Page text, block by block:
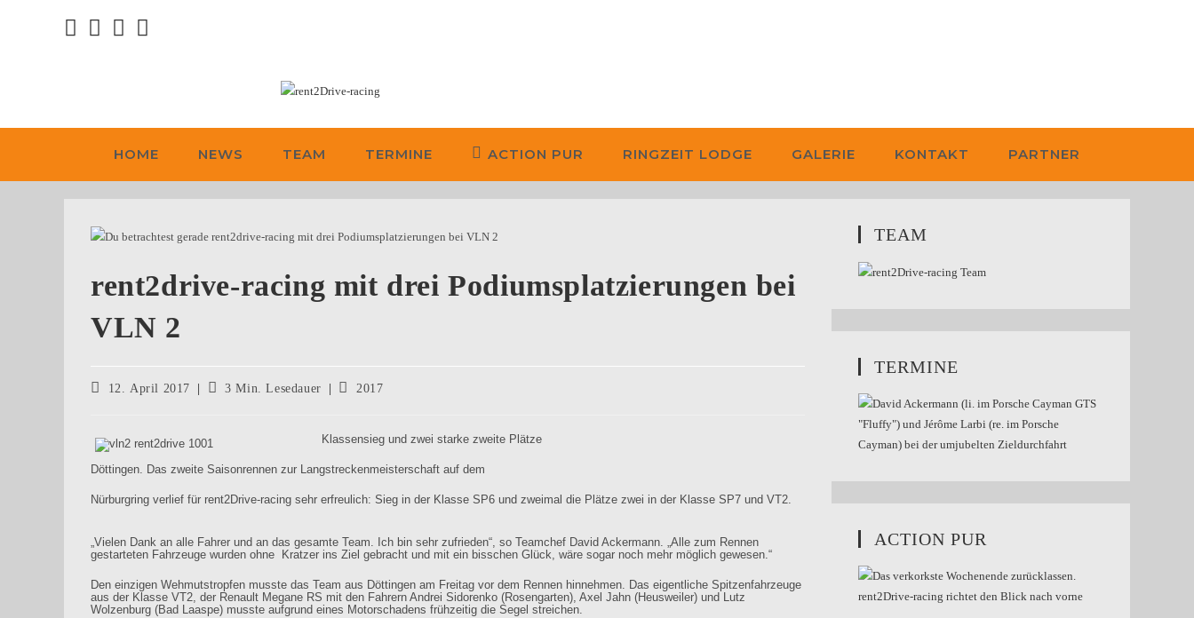
HOME NEWS TEAM TERMINE ACTION PUR RINGZEIT LODGE GALERIE KONTAKT PARTNER
rent2drive-racing mit drei Podiumsplatzierungen bei
VLN 2
12. April 2017 3 Min. Lesedauer 2017
Klassensieg und zwei starke zweite Plätze
Döttingen. Das zweite Saisonrennen zur Langstreckenmeisterschaft auf dem
Nürburgring verlief für rent2Drive-racing sehr erfreulich: Sieg in der Klasse SP6 und zweimal die Plätze zwei in der Klasse SP7 und VT2.
„Vielen Dank an alle Fahrer und an das gesamte Team. Ich bin sehr zufrieden“, so Teamchef David Ackermann. „Alle zum Rennen
gestarteten Fahrzeuge wurden ohne
Kratzer ins Ziel gebracht und mit ein bisschen Glück, wäre sogar noch mehr möglich gewesen.“
Den einzigen Wehmutstropfen musste das Team aus Döttingen am Freitag vor dem Rennen hinnehmen. Das eigentliche Spitzenfahrzeuge
aus der Klasse VT2, der Renault Megane RS mit den Fahrern Andrei Sidorenko (Rosengarten), Axel Jahn (Heusweiler) und Lutz
Wolzenburg (Bad Laaspe) musste aufgrund eines Motorschadens frühzeitig die Segel streichen.
TEAM
TERMINE
ACTION PUR